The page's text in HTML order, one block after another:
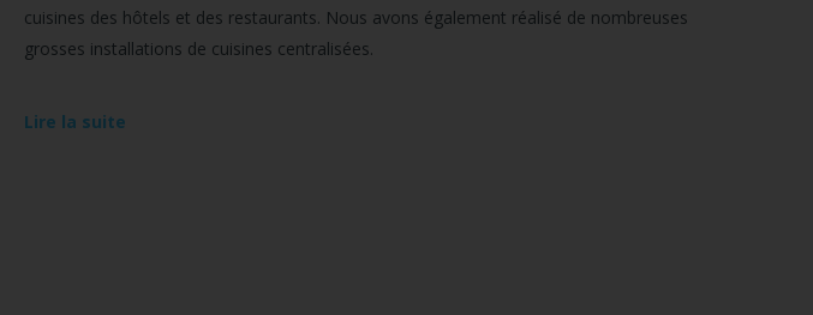
cuisines des hôtels et des restaurants. Nous avons également réalisé de nombreuses
grosses installations de cuisines centralisées.
Lire la suite